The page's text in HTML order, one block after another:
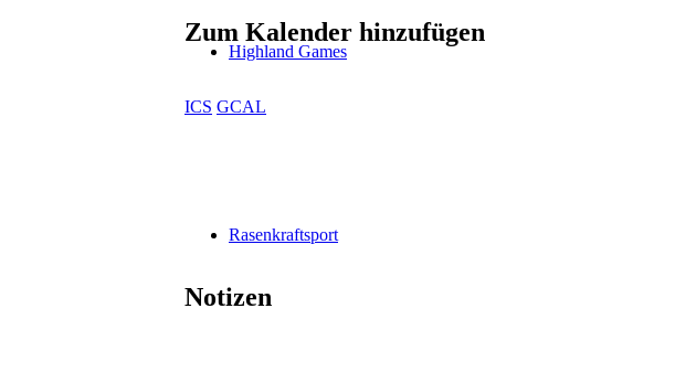
Highland Games
Rasenkraftsport
Zum Kalender hinzufügen
ICS GCAL
Notizen